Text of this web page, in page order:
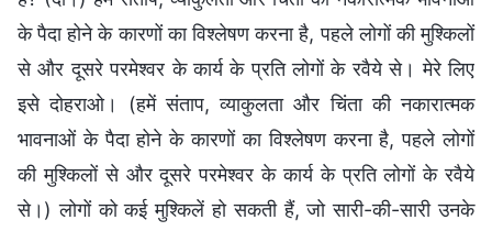
के पैदा होने के कारणों का विश्लेषण करना है, पहले लोगों की मुश्किलों
से और दूसरे परमेश्वर के कार्य के प्रति लोगों के रवैये से। मेरे लिए
इसे दोहराओ। (हमें संताप, व्याकुलता और चिंता की नकारात्मक
भावनाओं के पैदा होने के कारणों का विश्लेषण करना है, पहले लोगों
की मुश्किलों से और दूसरे परमेश्वर के कार्य के प्रति लोगों के रवैये
से।) लोगों को कई मुश्किलें हो सकती हैं, जो सारी-की-सारी उनके